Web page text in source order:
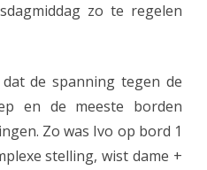
zo te regelen
de spanning tegen de
en de meeste borden
Zo was Ivo op bord 1
stelling, wist dame +